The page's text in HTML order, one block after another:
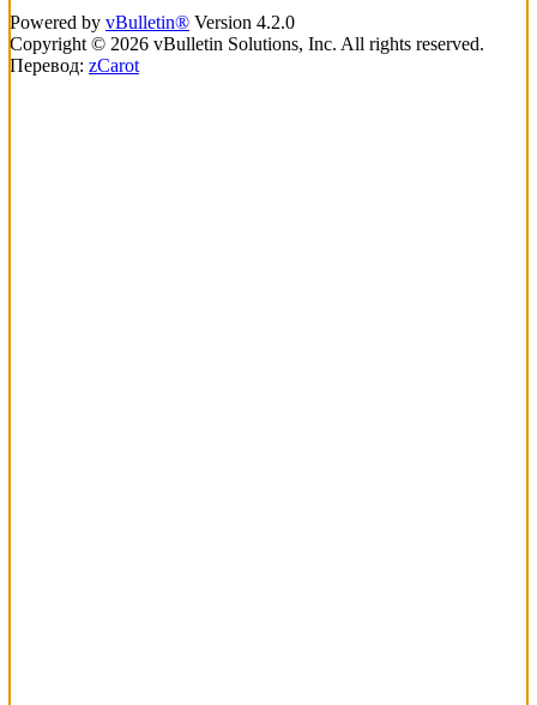
Powered by vBulletin® Version 4.2.0
Copyright © 2026 vBulletin Solutions, Inc. All rights reserved.
Перевод: zCarot